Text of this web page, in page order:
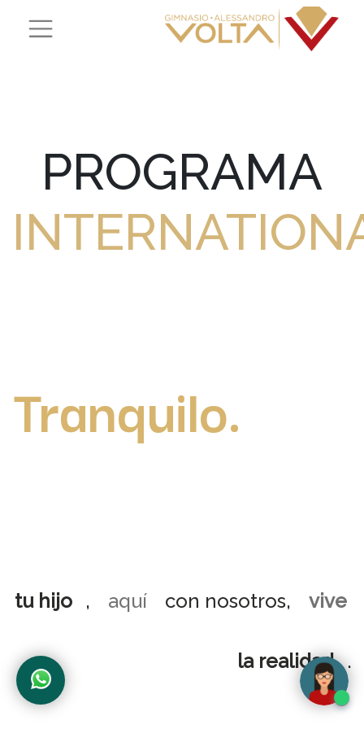
PROGRAMA
Tranquilo.
tu hijo , aquí con nosotros, vive
la realidad .